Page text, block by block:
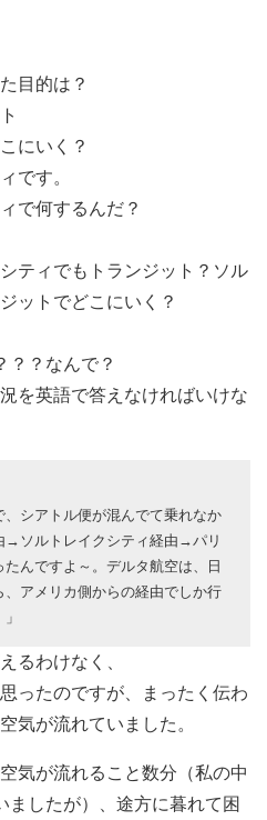
目的は？
にいく？
です。
で何するんだ？
ティでもトランジット？ソル
ットでどこにいく？
？？なんで？
を英語で答えなければいけな
、シアトル便が混んでて乗れなか
→ソルトレイクシティ経由→パリ
んですよ～。デルタ航空は、日
アメリカ側からの経由でしか行
るわけなく、
ったのですが、まったく伝わ
気が流れていました。
気が流れること数分（私の中
ましたが）、途方に暮れて困